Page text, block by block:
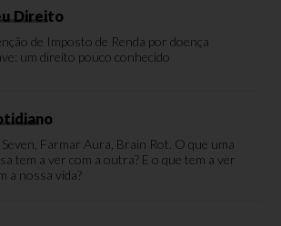
Direito
de Imposto de Renda por doença
um direito pouco conhecido
Seven, Farmar Aura, Brain Rot. O que uma
tem a ver com a outra? E o que tem a ver
a nossa vida?